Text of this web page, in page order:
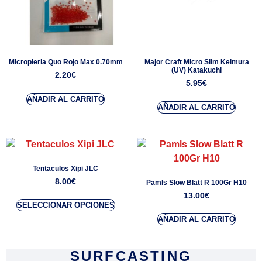
Microplerla Quo Rojo Max 0.70mm
2.20€
AÑADIR AL CARRITO
Major Craft Micro Slim Keimura
(UV) Katakuchi
5.95€
AÑADIR AL CARRITO
Tentaculos Xipi JLC
8.00€
SELECCIONAR OPCIONES
Pamls Slow Blatt R 100Gr H10
13.00€
AÑADIR AL CARRITO
SURFCASTING